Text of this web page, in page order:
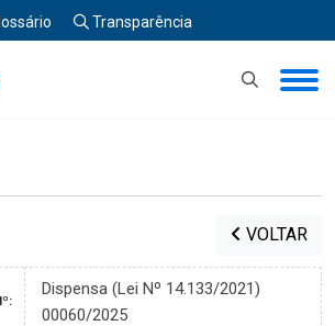
Transparência
VOLTAR
Dispensa (Lei Nº 14.133/2021)
00060/2025